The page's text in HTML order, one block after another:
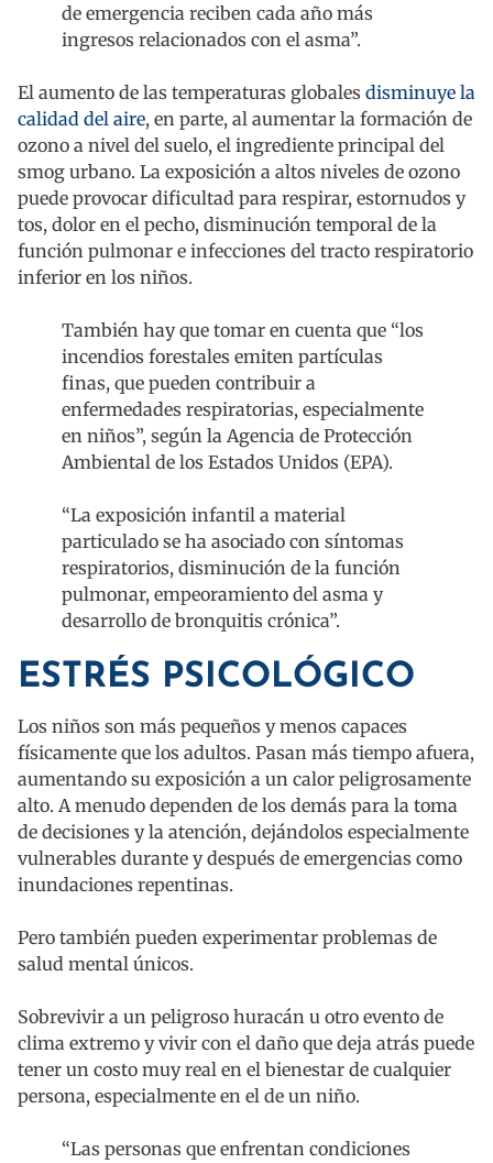
de emergencia reciben cada año más
ingresos relacionados con el asma”.
El aumento de las temperaturas globales disminuye la
calidad del aire, en parte, al aumentar la formación de
ozono a nivel del suelo, el ingrediente principal del
smog urbano. La exposición a altos niveles de ozono
puede provocar dificultad para respirar, estornudos y
tos, dolor en el pecho, disminución temporal de la
función pulmonar e infecciones del tracto respiratorio
inferior en los niños.
También hay que tomar en cuenta que “los
incendios forestales emiten partículas
finas, que pueden contribuir a
enfermedades respiratorias, especialmente
en niños”, según la Agencia de Protección
Ambiental de los Estados Unidos (EPA).
“La exposición infantil a material
particulado se ha asociado con síntomas
respiratorios, disminución de la función
pulmonar, empeoramiento del asma y
desarrollo de bronquitis crónica”.
ESTRÉS PSICOLÓGICO
Los niños son más pequeños y menos capaces
físicamente que los adultos. Pasan más tiempo afuera,
aumentando su exposición a un calor peligrosamente
alto. A menudo dependen de los demás para la toma
de decisiones y la atención, dejándolos especialmente
vulnerables durante y después de emergencias como
inundaciones repentinas.
Pero también pueden experimentar problemas de
salud mental únicos.
Sobrevivir a un peligroso huracán u otro evento de
clima extremo y vivir con el daño que deja atrás puede
tener un costo muy real en el bienestar de cualquier
persona, especialmente en el de un niño.
“Las personas que enfrentan condiciones